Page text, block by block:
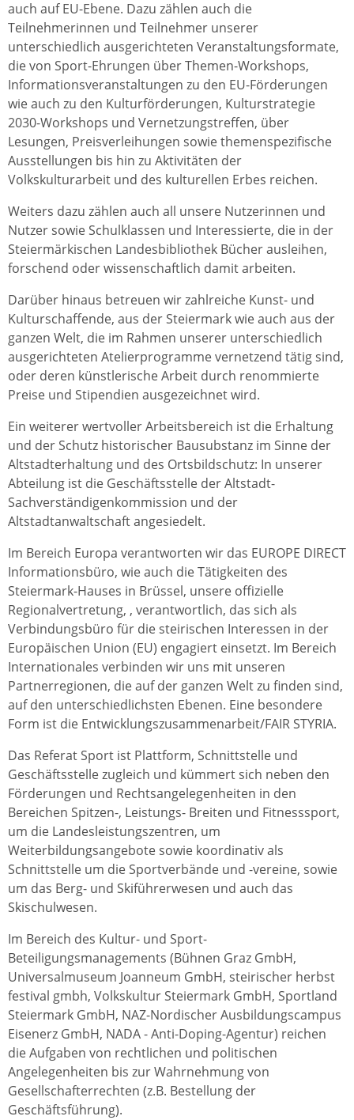
auch auf EU-Ebene. Dazu zählen auch die
Teilnehmerinnen und Teilnehmer unserer
unterschiedlich ausgerichteten Veranstaltungsformate,
die von Sport-Ehrungen über Themen-Workshops,
Informationsveranstaltungen zu den EU-Förderungen
wie auch zu den Kulturförderungen, Kulturstrategie
2030-Workshops und Vernetzungstreffen, über
Lesungen, Preisverleihungen sowie themenspezifische
Ausstellungen bis hin zu Aktivitäten der
Volkskulturarbeit und des kulturellen Erbes reichen.
Weiters dazu zählen auch all unsere Nutzerinnen und
Nutzer sowie Schulklassen und Interessierte, die in der
Steiermärkischen Landesbibliothek Bücher ausleihen,
forschend oder wissenschaftlich damit arbeiten.
Darüber hinaus betreuen wir zahlreiche Kunst- und
Kulturschaffende, aus der Steiermark wie auch aus der
ganzen Welt, die im Rahmen unserer unterschiedlich
ausgerichteten Atelierprogramme vernetzend tätig sind,
oder deren künstlerische Arbeit durch renommierte
Preise und Stipendien ausgezeichnet wird.
Ein weiterer wertvoller Arbeitsbereich ist die Erhaltung
und der Schutz historischer Bausubstanz im Sinne der
Altstadterhaltung und des Ortsbildschutz: In unserer
Abteilung ist die Geschäftsstelle der Altstadt-
Sachverständigenkommission und der
Altstadtanwaltschaft angesiedelt.
Im Bereich Europa verantworten wir das EUROPE DIRECT
Informationsbüro, wie auch die Tätigkeiten des
Steiermark-Hauses in Brüssel, unsere offizielle
Regionalvertretung, , verantwortlich, das sich als
Verbindungsbüro für die steirischen Interessen in der
Europäischen Union (EU) engagiert einsetzt. Im Bereich
Internationales verbinden wir uns mit unseren
Partnerregionen, die auf der ganzen Welt zu finden sind,
auf den unterschiedlichsten Ebenen. Eine besondere
Form ist die Entwicklungszusammenarbeit/FAIR STYRIA.
Das Referat Sport ist Plattform, Schnittstelle und
Geschäftsstelle zugleich und kümmert sich neben den
Förderungen und Rechtsangelegenheiten in den
Bereichen Spitzen-, Leistungs- Breiten und Fitnesssport,
um die Landesleistungszentren, um
Weiterbildungsangebote sowie koordinativ als
Schnittstelle um die Sportverbände und -vereine, sowie
um das Berg- und Skiführerwesen und auch das
Skischulwesen.
Im Bereich des Kultur- und Sport-
Beteiligungsmanagements (Bühnen Graz GmbH,
Universalmuseum Joanneum GmbH, steirischer herbst
festival gmbh, Volkskultur Steiermark GmbH, Sportland
Steiermark GmbH, NAZ-Nordischer Ausbildungscampus
Eisenerz GmbH, NADA - Anti-Doping-Agentur) reichen
die Aufgaben von rechtlichen und politischen
Angelegenheiten bis zur Wahrnehmung von
Gesellschafterrechten (z.B. Bestellung der
Geschäftsführung).